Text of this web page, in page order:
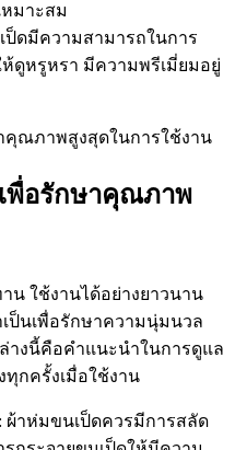
มาะสม
ป็ดมีความสามารถในการ
ดูหรูหรา มีความพรีเมี่ยมอยู่
พื่อรักษาคุณภาพ
น ใช้งานได้อย่างยาวนาน
ป็นเพื่อรักษาความนุ่มนวล
างนี้คือคำแนะนำในการดูแล
กครั้งเมื่อใช้งาน
: ผ้าห่มขนเป็ดควรมีการสลัด